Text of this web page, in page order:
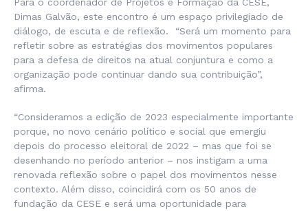
Dimas Galvão, este encontro é um espaço privilegiado de
diálogo, de escuta e de reflexão. “Será um momento para
refletir sobre as estratégias dos movimentos populares
para a defesa de direitos na atual conjuntura e como a
organização pode continuar dando sua contribuição”,
afirma.
“Consideramos a edição de 2023 especialmente importante
porque, no novo cenário político e social que emergiu
depois do processo eleitoral de 2022 – mas que foi se
desenhando no período anterior – nos instigam a uma
renovada reflexão sobre o papel dos movimentos nesse
contexto. Além disso, coincidirá com os 50 anos de
fundação da CESE e será uma oportunidade para